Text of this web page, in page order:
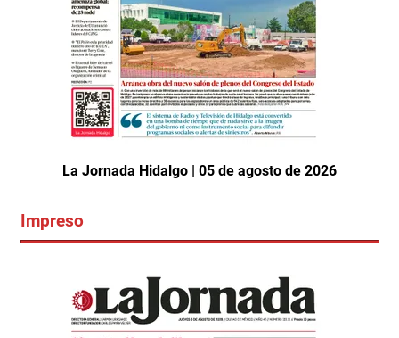
La Jornada Hidalgo | 05 de agosto de 2026
Impreso